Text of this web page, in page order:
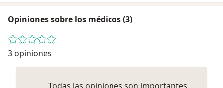
Opiniones sobre los médicos (3)
3 opiniones
Todas las opiniones son importantes,